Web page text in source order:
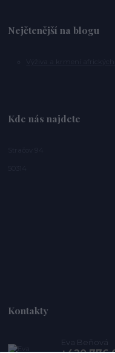
Nejčtenější na blogu
Kde nás najdete
Kontakty
Eva Beňová